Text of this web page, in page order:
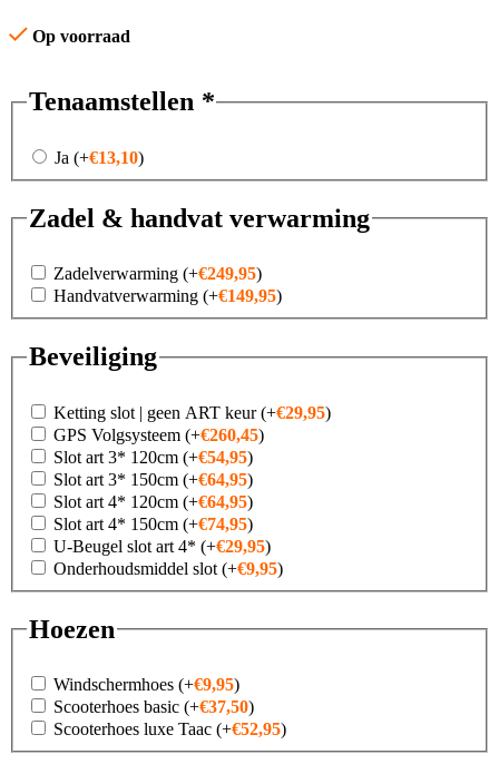
Op voorraad
Tenaamstellen *
Ja (+€13,10)
Zadel & handvat verwarming
Zadelverwarming (+€249,95)
Handvatverwarming (+€149,95)
Beveiliging
Ketting slot | geen ART keur(+€29,95)
GPS Volgsysteem (+€260,45)
Slot art 3* 120cm (+€54,95)
Slot art 3* 150cm (+€64,95)
Slot art 4* 120cm (+€64,95)
Slot art 4* 150cm (+€74,95)
U-Beugel slot art 4* (+€29,95)
Onderhoudsmiddel slot (+€9,95)
Hoezen
Windschermhoes (+€9,95)
Scooterhoes basic (+€37,50)
Scooterhoes luxe Taac (+€52,95)